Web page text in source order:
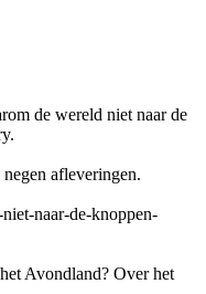
de wereld niet naar de
afleveringen.
naar-de-knoppen-
Avondland? Over het